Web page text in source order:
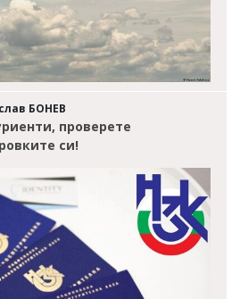
БОНЕВ
проверете
си!